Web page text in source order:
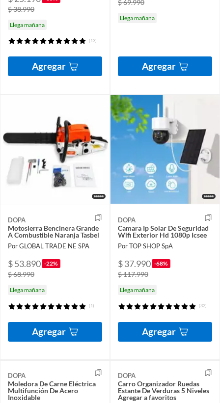
$ 38.990
Llega mañana
(13)
Agregar
$ 69.990
Llega mañana
Agregar
DOPA
Motosierra Bencinera Grande
A Combustible Naranja Tasbel
Por GLOBAL TRADE NE SPA
$ 53.890 -22%
$ 68.990
Llega mañana
(1)
Agregar
DOPA
Camara Ip Solar De Seguridad
Wifi Exterior Hd 1080p Icsee
Por TOP SHOP SpA
$ 37.990 -68%
$ 117.990
Llega mañana
(32)
Agregar
DOPA
Moledora De Carne Eléctrica
Multifunción De Acero
Inoxidable
DOPA
Carro Organizador Ruedas
Estante De Verduras 5 Niveles
Agregar a favoritos